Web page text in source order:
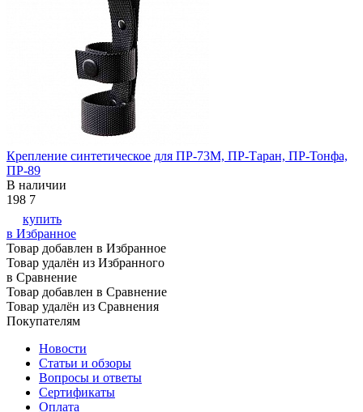
Крепление синтетическое для ПР-73М, ПР-Таран, ПР-Тонфа,
ПР-89
В наличии
198 7
купить
в Избранное
Товар добавлен в Избранное
Товар удалён из Избранного
в Сравнение
Товар добавлен в Сравнение
Товар удалён из Сравнения
Покупателям
Новости
Статьи и обзоры
Вопросы и ответы
Сертификаты
Оплата